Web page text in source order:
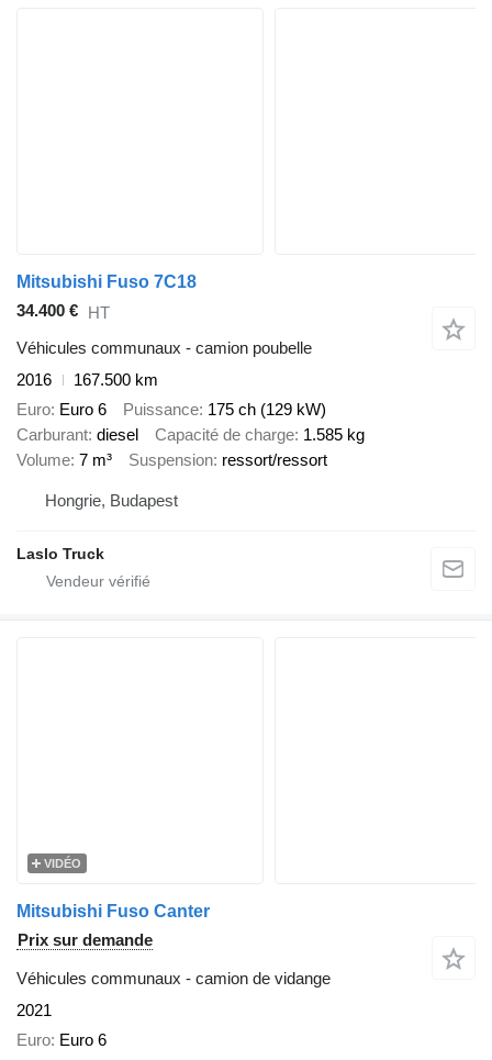
Mitsubishi Fuso 7C18
34.400 € HT
Véhicules communaux - camion poubelle
2016
167.500 km
Euro Euro 6 Puissance 175 ch (129 kW)
Carburant diesel Capacité de charge 1.585 kg
Volume 7 m³ Suspension ressort/ressort
Hongrie, Budapest
Laslo Truck
VIDÉO
Mitsubishi Fuso Canter
Prix sur demande
Véhicules communaux - camion de vidange
2021
Euro Euro 6